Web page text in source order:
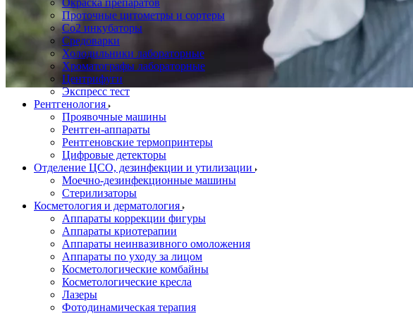
Окраска препаратов
Проточные цитометры и сортеры
Со2 инкубаторы
Средоварки
Холодильники лабораторные
Хроматографы лабораторные
Центрифуги
Экспресс тест
Рентгенология
Проявочные машины
Рентген-аппараты
Рентгеновские термопринтеры
Цифровые детекторы
Отделение ЦСО, дезинфекции и утилизации
Моечно-дезинфекционные машины
Стерилизаторы
Косметология и дерматология
Аппараты коррекции фигуры
Аппараты криотерапии
Аппараты неинвазивного омоложения
Аппараты по уходу за лицом
Косметологические комбайны
Косметологические кресла
Лазеры
Фотодинамическая терапия